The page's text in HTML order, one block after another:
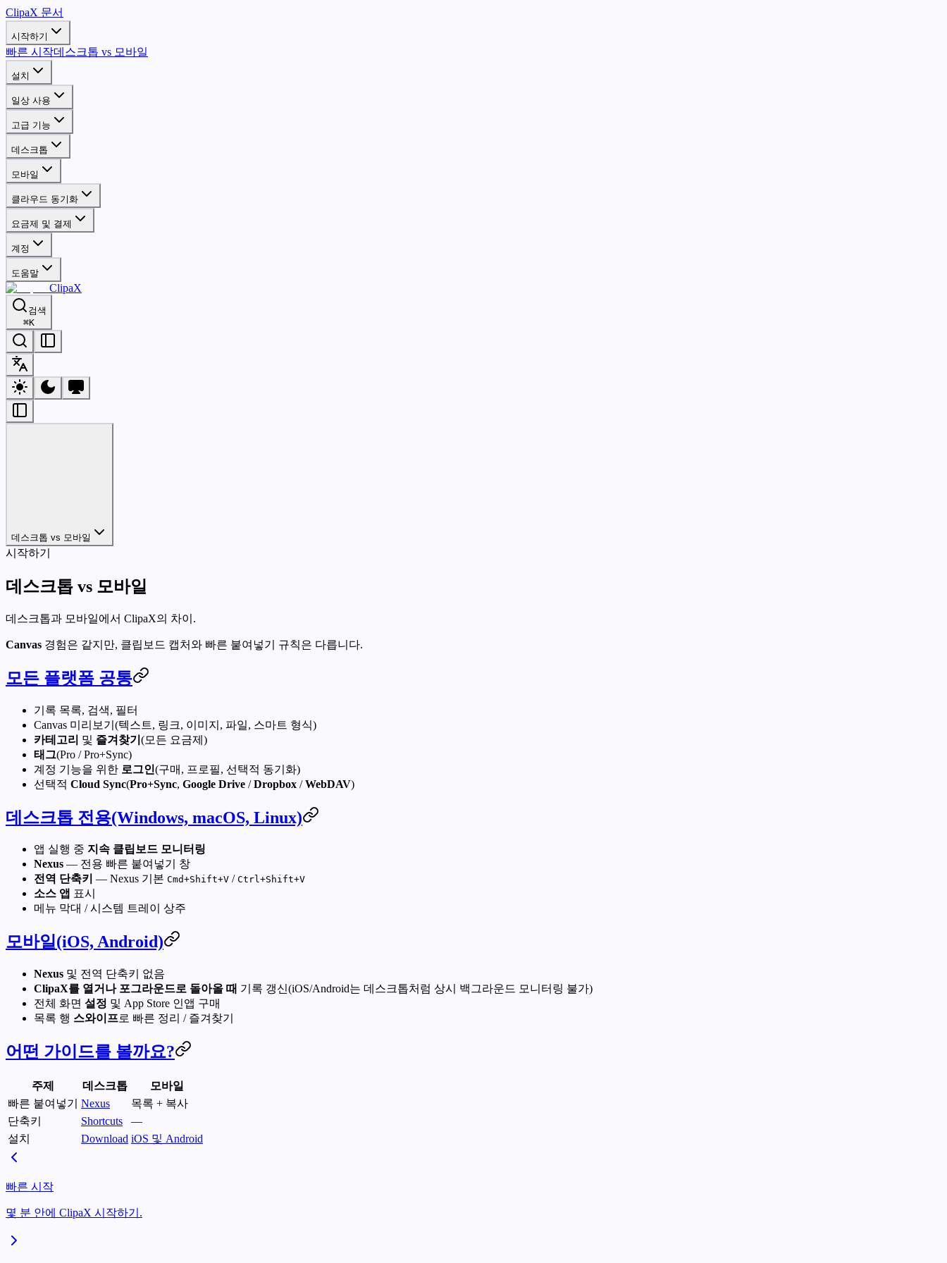
ClipaX 문서
시작하기
빠른 시작데스크톱 vs 모바일
설치
일상 사용
고급 기능
데스크톱
모바일
클라우드 동기화
요금제 및 결제
계정
도움말
ClipaX
검색
⌘K
데스크톱 vs 모바일
시작하기
데스크톱 vs 모바일
데스크톱과 모바일에서 ClipaX의 차이.
Canvas 경험은 같지만, 클립보드 캡처와 빠른 붙여넣기 규칙은 다릅니다.
모든 플랫폼 공통
기록 목록, 검색, 필터
Canvas 미리보기(텍스트, 링크, 이미지, 파일, 스마트 형식)
카테고리 및 즐겨찾기 (모든 요금제)
태그(Pro / Pro+Sync)
계정 기능을 위한 로그인(구매, 프로필, 선택적 동기화)
선택적 Cloud Sync(Pro+Sync, Google Drive /Dropbox /WebDAV)
데스크톱 전용(Windows, macOS, Linux)
앱 실행 중 지속 클립보드 모니터링
Nexus — 전용 빠른 붙여넣기 창
전역 단축키 — Nexus 기본 Cmd+Shift+V / Ctrl+Shift+V
소스 앱 표시
메뉴 막대 / 시스템 트레이 상주
모바일(iOS, Android)
Nexus 및 전역 단축키 없음
ClipaX를 열거나 포그라운드로 돌아올 때 기록 갱신(iOS/Android는 데스크톱처럼 상시 백그라운드 모니터링 불가)
전체 화면 설정 및 App Store 인앱 구매
목록 행 스와이프로 빠른 정리 / 즐겨찾기
어떤 가이드를 볼까요?
주제 데스크톱
모바일
빠른 붙여넣기
Nexus
목록 + 복사
단축키
Shortcuts
—
설치
Download iOS 및 Android
빠른 시작
몇 분 안에 ClipaX 시작하기.